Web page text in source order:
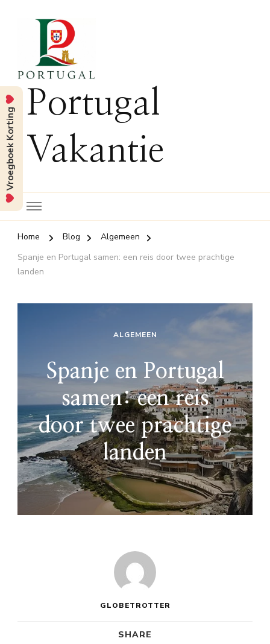
Portugal
Vakantie
Home Blog
Algemeen
Spanje en Portugal samen: een reis door twee prachtige
landen
ALGEMEEN
Spanje en Portugal
samen: een reis
door twee prachtige
landen
GLOBETROTTER
SHARE
Vroegboek Korting